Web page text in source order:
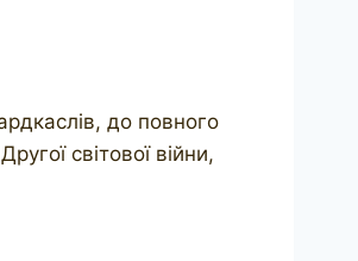
до повного
світової війни,